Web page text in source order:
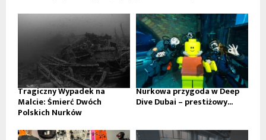
Tragiczny Wypadek na
Malcie: Śmierć Dwóch
Polskich Nurków
Nurkowa przygoda w Deep
Dive Dubai – prestiżowy...